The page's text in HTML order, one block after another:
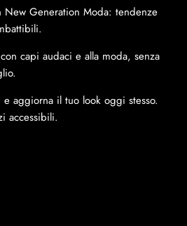
New Generation Moda: tendenze
capi audaci e alla moda, senza
aggiorna il tuo look oggi stesso.
accessibili.